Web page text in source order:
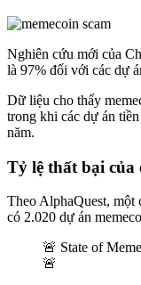
Nghiên cứu mới của
là 97% đối với các dự
Dữ liệu cho thấy
trong khi các dự án
năm.
Tỷ lệ thất bại của
Theo AlphaQuest, một
có 2.020 dự án
🚨 State of
🚨